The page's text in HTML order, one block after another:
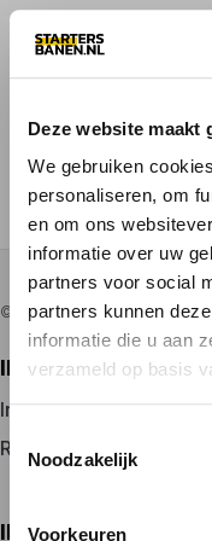
Deze website maakt
We gebruiken
personaliseren, om
en om ons
informatie over uw
partners voor social
partners kunnen
informatie die u aan
verzameld op basis
Noodzakelijk
Voorkeuren
VOOR
© 2026 door startersbanen.nl
IK ZOEK EEN BAAN
Inloggen
Registreren
IK BEN WERKGEVER